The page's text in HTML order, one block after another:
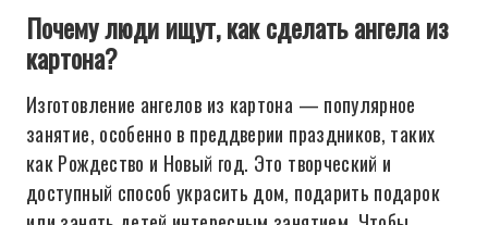
Почему люди ищут, как сделать ангела из
картона?
Изготовление ангелов из картона — популярное
занятие, особенно в преддверии праздников, таких
как Рождество и Новый год. Это творческий и
доступный способ украсить дом, подарить подарок